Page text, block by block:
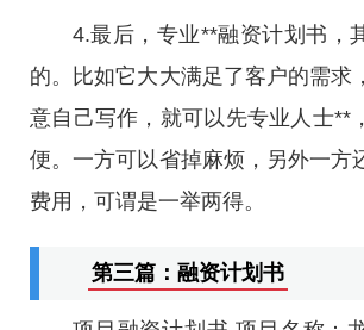
4.最后，专业**融资计划书，
的。比如它大大满足了客户的需求
意自己写作，就可以先专业人士**
便。一方可以省掉麻烦，另外一方
费用，可谓是一举两得。
第三篇：融资计划书